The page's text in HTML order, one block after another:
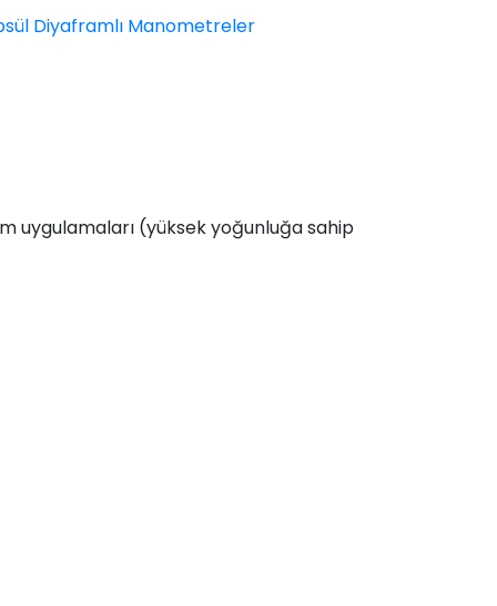
Diyaframlı Manometreler
uygulamaları (yüksek yoğunluğa sahip